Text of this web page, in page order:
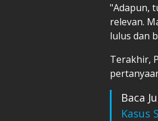
"Adapun,
relevan.
lulus dan
Terakhir,
Baca
Kasus